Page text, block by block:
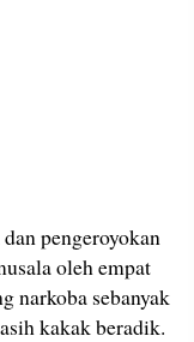
pengeroyokan
oleh empat
narkoba sebanyak
kakak beradik.